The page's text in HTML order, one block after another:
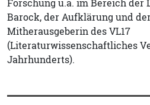
Forschung u.a. im Bereich
Barock, der Aufklärung und
Mitherausgeberin des VL17
(Literaturwissenschaftliches
Jahrhunderts).